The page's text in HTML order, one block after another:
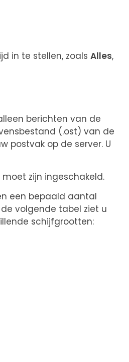
in te stellen, zoals Alles,
berichten van de
(.ost) van de
postvak op de server. U
zijn ingeschakeld.
een bepaald aantal
volgende tabel ziet u
schijfgrootten: